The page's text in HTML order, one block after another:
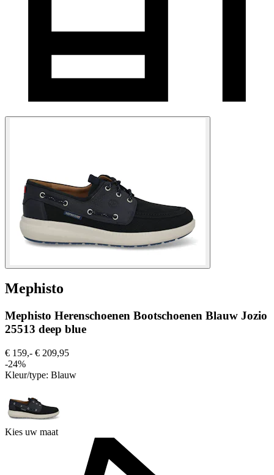
Mephisto
Mephisto Herenschoenen Bootschoenen Blauw Jozio
25513 deep blue
€ 159,- € 209,95
-24%
Kleur/type: Blauw
Kies uw maat